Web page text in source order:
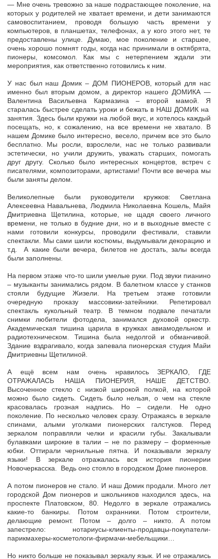
— Мне очень тревожно за наше подрастающее поколение, на
которых у родителей не хватает времени, и дети занимаются
самовоспитанием, проводя большую часть времени у
компьютеров, в планшетах, телефонах, а у кого этого нет, те
предоставлены улице. Думаю, мое поколение и старшее,
очень хорошо помнят годы, когда нас принимали в октябрята,
пионеры, комсомол. Как мы с нетерпением ждали эти
мероприятия, как ответственно готовились к ним.
У нас был наш Домик – ДОМ ПИОНЕРОВ, который для нас
именно был вторым домом, а директор нашего ДОМИКА —
Валентина Васильевна Кармазина – второй мамой. Я
старалась быстрее сделать уроки и бежать в НАШ ДОМИК на
занятия. Здесь были кружки на любой вкус, и хотелось каждый
посещать, но, к сожалению, на все времени не хватало. В
нашем Домике было интересно, весело, причем все это было
бесплатно. Мы росли, взрослели, нас не только развивали
эстетически, но учили дружить, уважать старших, помогать
друг другу. Сколько было интересных концертов, встреч с
писателями, композиторами, артистами! Почти все вечера мы
были заняты делом.
Великолепные были руководители кружков: Светлана
Алексеевна Навальнева, Людмила Николаевна Кошель, Майя
Дмитриевна Щетилина, которые, не щадя своего личного
времени, не только в будние дни, но и в выходные вместе с
нами готовили конкурсы, проводили фестивали, ставили
спектакли. Мы сами шили костюмы, выдумывали декорацию и
т.д. А какие были вечера, билетов не достать, залы всегда
были заполнены.
На первом этаже что-то шили умелые руки. Под звуки пианино
– музыканты занимались рядом. В балетном классе у станков
стояли будущие Жизели. На третьем этаже готовили
очередную проказу массовики-затейники. Репетировал
спектакль кукольный театр. В темном подвале печатали
снимки любители фотодела, занимался духовой оркестр.
Академическая тишина царила в кружках авиамодельном и
радиотехническом. Тишина была недолгой и обманчивой.
Здание вздрагивало, когда запевала пионерская студия Майи
Дмитриевны Щетилиной.
А ещё всем нам очень нравилось ЗЕРКАЛО, ГДЕ
ОТРАЖАЛАСЬ НАША ПИОНЕРИЯ, НАШЕ ДЕТСТВО.
Высоченное стекло с низкой широкой полкой, на которой
можно было сидеть. Сидеть было нельзя, о чем на стекле
красовалась грозная надпись. Но – сидели. Не одно
поколение. По несколько человек сразу. Отражаясь в зеркале
спинами, алыми уголками пионерских галстуков. Перед
зеркалом поправляли челки и красили губы. Закалывали
булавками широкие в талии – не по размеру – форменные
юбки. Оттирали чернильные пятна. И показывали зеркалу
языки! В зеркале отражалась вся история пионерии
Новочеркасска. Ведь оно стояло в городском Доме пионеров.
А потом пионеров не стало. И наш Домик продали. Много лет
городской Дом пионеров и школьников находился здесь, на
проспекте Платовском, 80. Недолго в зеркале отражались
какие-то банкиры. Потом охранники. Потом строители,
делающие ремонт. Потом – долго – никто. А потом
запестрело: нотариусы-клиенты-продавцы-покупатели-
парикмахеры-косметологи-фирмачи-мебельщики…
Но никто больше не показывал зеркалу язык. И не отражались